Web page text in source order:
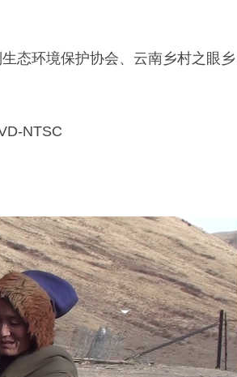
态环境保护协会、云南乡村之眼乡
NTSC